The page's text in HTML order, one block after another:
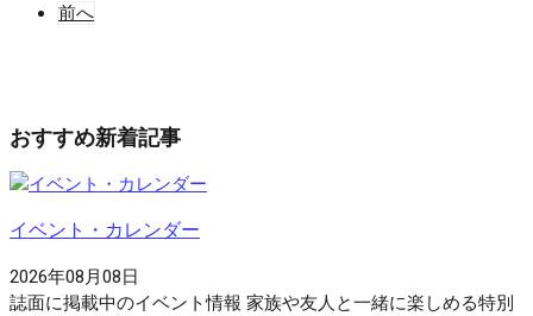
前へ
おすすめ新着記事
イベント・カレンダー
2026年08月08日
誌面に掲載中のイベント情報 家族や友人と一緒に楽しめる特別